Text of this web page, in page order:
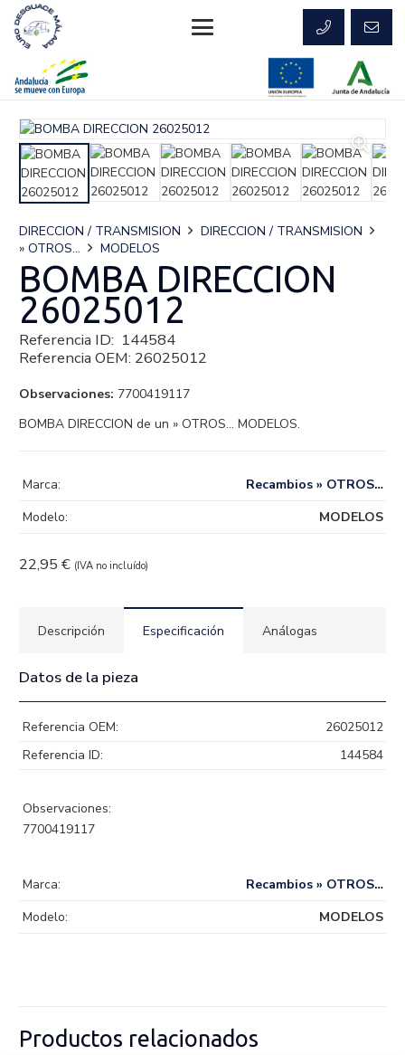
DIRECCION / TRANSMISION
DIRECCION / TRANSMISION
» OTROS...
MODELOS
BOMBA DIRECCION
26025012
Referencia ID: 144584
Referencia OEM: 26025012
Observaciones: 7700419117
BOMBA DIRECCION de un » OTROS… MODELOS.
22,95 € (IVA no incluído)
Marca:
Recambios » OTROS…
Modelo:
MODELOS
Descripción Especificación Análogas
Datos de la pieza
Referencia OEM:
26025012
Referencia ID:
144584
Observaciones:
7700419117
Marca:
Recambios » OTROS…
Modelo:
MODELOS
Productos relacionados